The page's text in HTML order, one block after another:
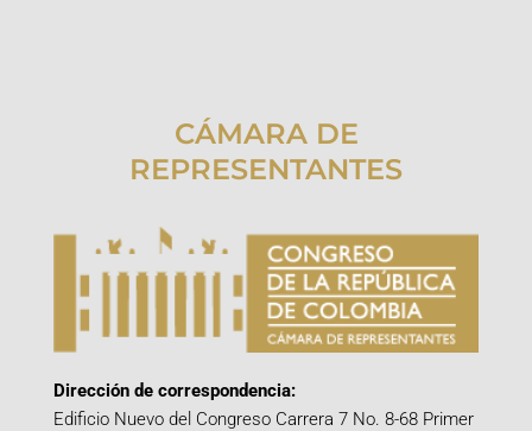
CÁMARA DE
REPRESENTANTES
Dirección de correspondencia:
Edificio Nuevo del Congreso Carrera 7 No. 8-68 Primer